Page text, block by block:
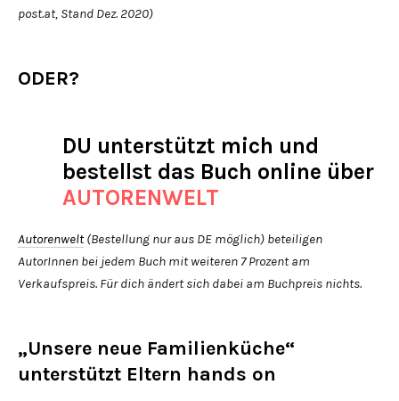
post.at, Stand Dez. 2020)
ODER?
DU unterstützt mich und
bestellst das Buch online über
AUTORENWELT
Autorenwelt(Bestellung nur aus DE möglich) beteiligen
AutorInnen bei jedem Buch mit weiteren 7 Prozent am
Verkaufspreis. Für dich ändert sich dabei am Buchpreis nichts.
„Unsere neue Familienküche“
unterstützt Eltern hands on